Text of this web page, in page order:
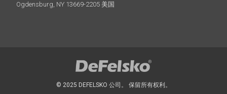
Ogdensburg, NY 13669-2205 美国
© 2025 DEFELSKO 公司。 保留所有权利。